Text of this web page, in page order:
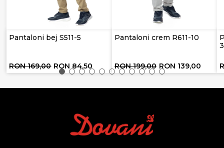
Pantaloni bej S511-5
RON 169,00 RON 84,50
Pantaloni crem R611-10
RON 199,00 RON 139,00
3